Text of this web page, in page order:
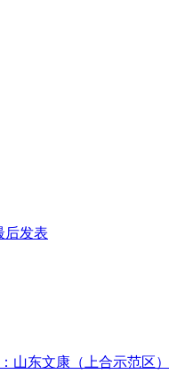
后发表
山东文康（上合示范区